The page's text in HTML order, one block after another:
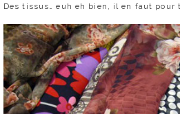
Des tissus… euh eh bien, il en faut pour